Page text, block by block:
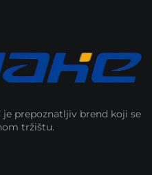
prepoznatljiv brend koji se
tržištu.